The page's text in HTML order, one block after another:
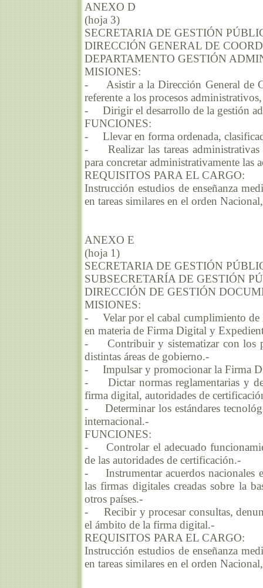
ANEXO D
(hoja 3)
SECRETARIA DE GESTIÓN
DIRECCIÓN GENERAL DE
DEPARTAMENTO GESTIÓN
MISIONES:
- Asistir a la Dirección General de
referente a los procesos
- Dirigir el desarrollo de la gestión
FUNCIONES:
- Llevar en forma ordenada,
- Realizar las tareas administrativas
para concretar administrativamente las
REQUISITOS PARA EL CARGO:
Instrucción estudios de enseñanza
en tareas similares en el orden
ANEXO E
(hoja 1)
SECRETARIA DE GESTIÓN
SUBSECRETARÍA DE GESTIÓN
DIRECCIÓN DE GESTIÓN
MISIONES:
- Velar por el cabal cumplimiento de
en materia de Firma Digital y
- Contribuir y sistematizar con los
distintas áreas de gobierno.-
- Impulsar y promocionar la Firma
- Dictar normas reglamentarias y de
firma digital, autoridades de
- Determinar los estándares
internacional.-
FUNCIONES:
- Controlar el adecuado
de las autoridades de certificación.-
- Instrumentar acuerdos nacionales
las firmas digitales creadas sobre la
otros países.-
- Recibir y procesar consultas,
el ámbito de la firma digital.-
REQUISITOS PARA EL CARGO:
Instrucción estudios de enseñanza
en tareas similares en el orden